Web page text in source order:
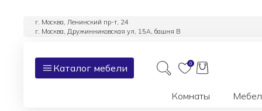
г. Москва, Ленинский пр-т, 24
г. Москва, Дружинниковская ул, 15А, башня В
Каталог мебели 0
Комнаты